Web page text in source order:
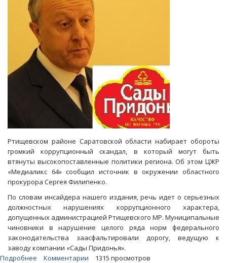
Ртищевском районе Саратовской области набирает обороты
громкий коррупционный скандал, в который могут быть
втянуты высокопоставленные политики региона. Об этом ЦЖР
«Медиаликс 64» сообщил источник в окружении областного
прокурора Сергея Филипенко.
По словам инсайдера нашего издания, речь идет о серьезных
должностных нарушениях коррупционного характера,
допущенных администрацией Ртищевского МР. Муниципальные
чиновники в нарушение целого ряда норм федерального
законодательства заасфальтировали дорогу, ведущую к
заводу компании «Сады Придонья».
Подробнее
Комментарии 1315 просмотров